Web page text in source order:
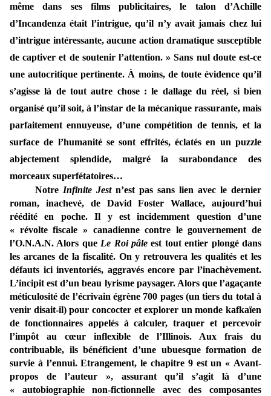
même dans ses films publicitaires, le talon d’Achille
d’Incandenza était l’intrigue, qu’il n’y avait jamais chez lui
d’intrigue intéressante, aucune action dramatique susceptible
de captiver et de soutenir l’attention. » Sans nul doute est-ce
une autocritique pertinente. À moins, de toute évidence qu’il
s’agisse là de tout autre chose : le dallage du réel, si bien
organisé qu’il soit, à l’instar de la mécanique rassurante, mais
parfaitement ennuyeuse, d’une compétition de tennis, et la
surface de l’humanité se sont effrités, éclatés en un puzzle
abjectement splendide, malgré la surabondance des
morceaux superfétatoires…
Notre Infinite Jestn’est pas sans lien avec le dernier
roman, inachevé, de David Foster Wallace, aujourd’hui
réédité en poche. Il y est incidemment question d’une
« révolte fiscale » canadienne contre le gouvernement de
l’O.N.A.N. Alors que Le Roi pâle est tout entier plongé dans
les arcanes de la fiscalité. On y retrouvera les qualités et les
défauts ici inventoriés, aggravés encore par l’inachèvement.
L’incipit est d’un beau lyrisme paysager. Alors que l’agaçante
méticulosité de l’écrivain égrène 700 pages (un tiers du total à
venir disait-il) pour concocter et explorer un monde kafkaïen
de fonctionnaires appelés à calculer, traquer et percevoir
l’impôt au cœur inflexible de l’Illinois. Aux frais du
contribuable, ils bénéficient d’une ubuesque formation de
survie à l’ennui. Etrangement, le chapitre 9 est un « Avant-
propos de l’auteur », assurant qu’il s’agit là d’une
« autobiographie non-fictionnelle avec des composantes